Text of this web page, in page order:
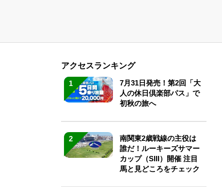
アクセスランキング
1
7月31日発売！第2回「大
人の休日倶楽部パス」で
初秋の旅へ
2
南関東2歳戦線の主役は
誰だ！ルーキーズサマー
カップ（SIII）開催 注目
馬と見どころをチェック